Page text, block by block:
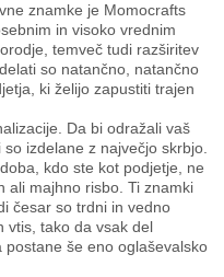
znamke je Momocrafts
in visoko vrednim
temveč tudi razširitev
so natančno, natančno
ki želijo zapustiti trajen
Da bi odražali vaš
izdelane z največjo skrbjo.
kdo ste kot podjetje, ne
ali majhno risbo. Ti znamki
česar so trdni in vedno
vtis, tako da vsak del
še eno oglaševalsko